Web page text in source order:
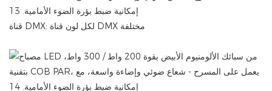
قناة DMX: لكل لون قناة DMX مختلفة